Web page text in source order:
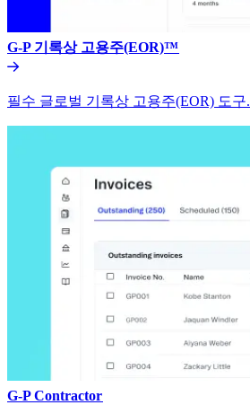
G-P 기록상 고용주(EOR)™​​
필수 글로벌 기록상 고용주(EOR) 도구.​​
G-P Contractor​​